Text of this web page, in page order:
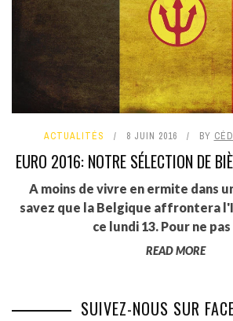
ACTUALITÉS 8 JUIN 2016 BY
EURO 2016: NOTRE SÉLECTION DE
A moins de vivre en ermite dans
savez que la Belgique affrontera
ce lundi 13. Pour ne pas
READ MORE
SUIVEZ-NOUS SUR